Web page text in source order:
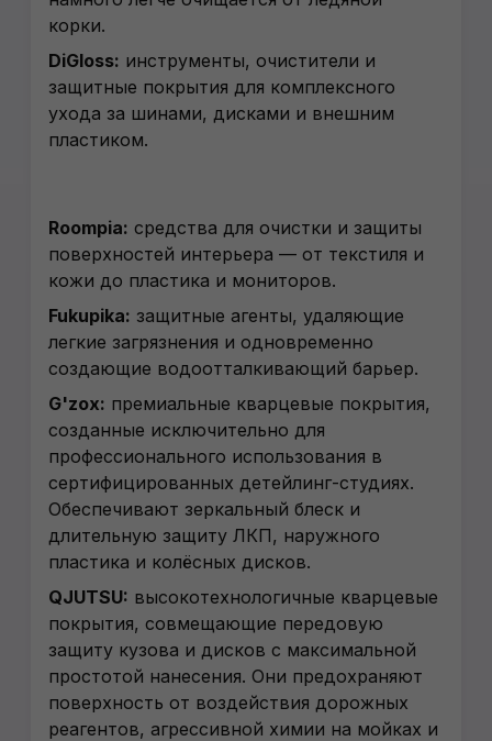
корки.
DiGloss: инструменты, очистители и
защитные покрытия для комплексного
ухода за шинами, дисками и внешним
пластиком.
Roompia: средства для очистки и защиты
поверхностей интерьера — от текстиля и
кожи до пластика и мониторов.
Fukupika: защитные агенты, удаляющие
легкие загрязнения и одновременно
создающие водоотталкивающий барьер.
G'zox: премиальные кварцевые покрытия,
созданные исключительно для
профессионального использования в
сертифицированных детейлинг-студиях.
Обеспечивают зеркальный блеск и
длительную защиту ЛКП, наружного
пластика и колёсных дисков.
QJUTSU: высокотехнологичные кварцевые
покрытия, совмещающие передовую
защиту кузова и дисков с максимальной
простотой нанесения. Они предохраняют
поверхность от воздействия дорожных
реагентов, агрессивной химии на мойках и